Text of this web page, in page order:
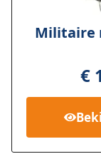
Militaire
€